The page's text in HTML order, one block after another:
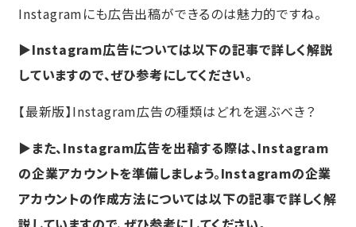
Instagramにも広告出稿ができるのは魅力的ですね。
▶Instagram広告については以下の記事で詳しく解説
していますので、ぜひ参考にしてください。
【最新版】Instagram広告の種類はどれを選ぶべき？
▶また、Instagram広告を出稿する際は、Instagram
の企業アカウントを準備しましょう。Instagramの企業
アカウントの作成方法については以下の記事で詳しく解